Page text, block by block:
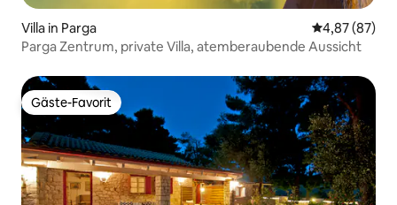
Villa in Parga
4,87 (87)
Parga Zentrum, private Villa, atemberaubende Aussicht
Gäste-Favorit
Gäste-Favorit